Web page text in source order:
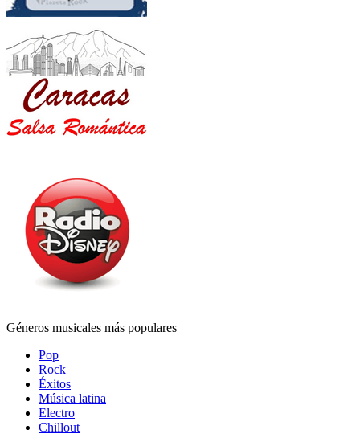
Géneros musicales más populares
Pop
Rock
Éxitos
Música latina
Electro
Chillout